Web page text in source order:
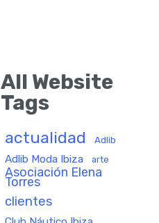
All Website
Tags
actualidad Adlib
Adlib Moda Ibiza arte
Asociación Elena
Torres
clientes